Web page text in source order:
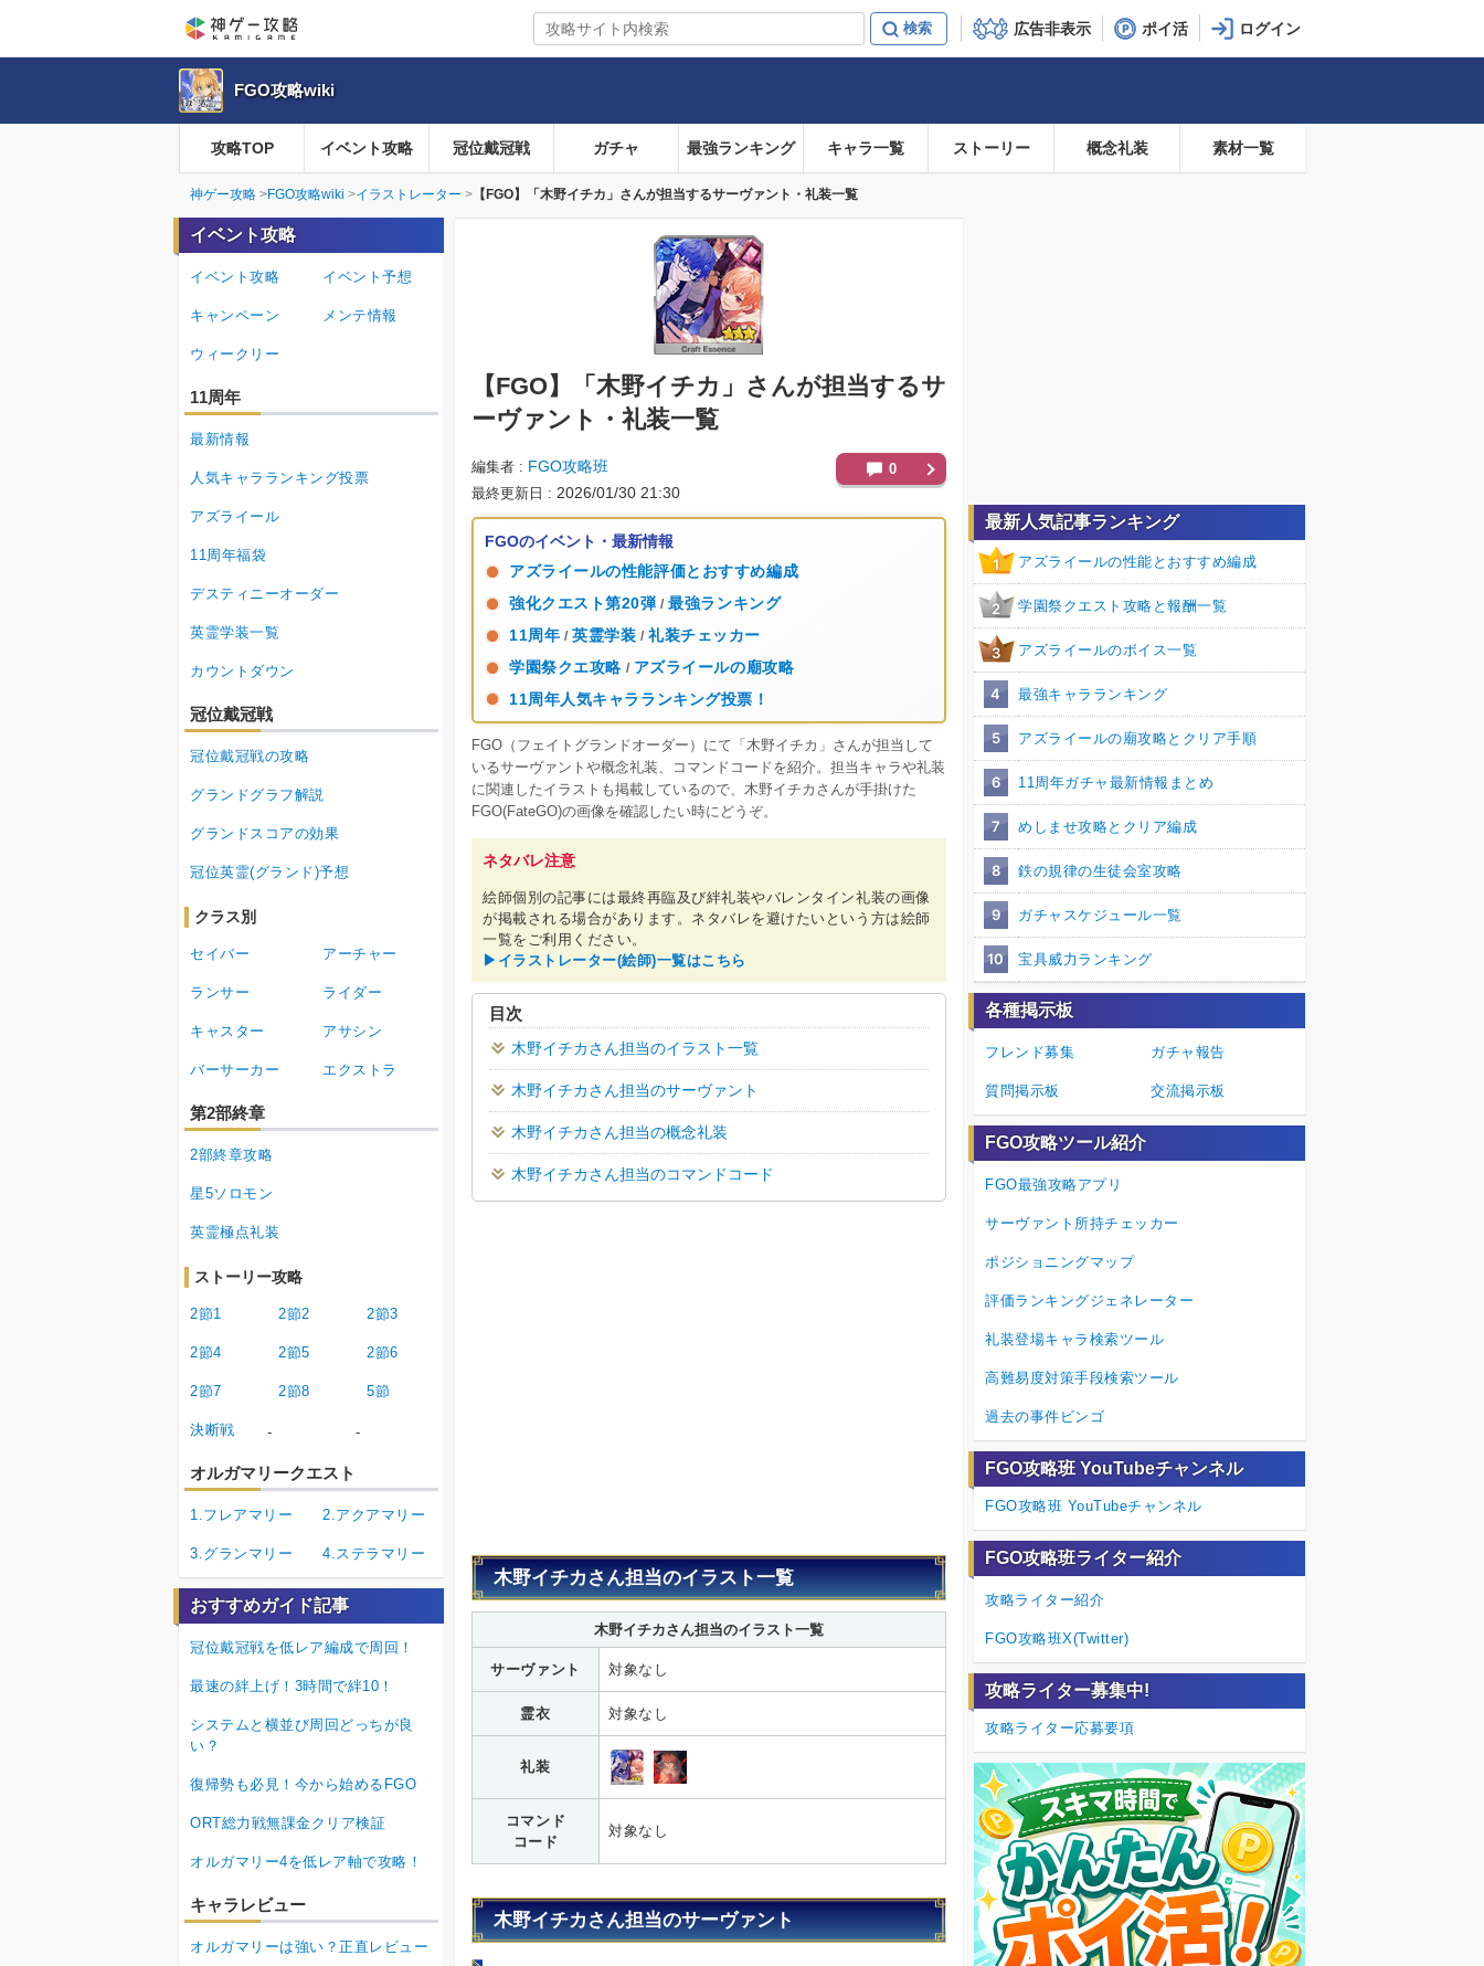
広告非表示 ポイ活
FGO攻略wiki
攻略TOP イベント攻略 冠位戴冠戦 ガチャ 最強ランキング キャラ一覧 ストーリー 概念礼装 素材一覧
神ゲー攻略 FGO攻略wiki イラストレーター 【FGO】「木野イチカ」さんが担当するサーヴァント・礼装一覧
【FGO】
「木野イチカ」さんが担当するサ
ーヴァント・礼装一覧
編集者 FGO攻略班
最終更新日 2026/01/30 21:30
0
FGOのイベント・最新情報
アズライールの性能評価とおすすめ編成
強化クエスト第20弾 / 最強ランキング
11周年 / 英霊学装 / 礼装チェッカー
学園祭クエ攻略 / アズライールの廟攻略
11周年人気キャラランキング投票！
FGO（フェイトグランドオーダー）にて「木野イチカ」さんが担当して
いるサーヴァントや概念礼装、コマンドコードを紹介。担当キャラや礼装
に関連したイラストも掲載しているので、木野イチカさんが手掛けた
FGO(FateGO)の画像を確認したい時にどうぞ。
ネタバレ注意
絵師個別の記事には最終再臨及び絆礼装やバレンタイン礼装の画像
が掲載される場合があります。ネタバレを避けたいという方は絵師
一覧をご利用ください。
▶︎イラストレーター(絵師)一覧はこちら
目次
木野イチカさん担当のイラスト一覧
木野イチカさん担当のサーヴァント
木野イチカさん担当の概念礼装
木野イチカさん担当のコマンドコード
木野イチカさん担当のイラスト一覧
木野イチカさん担当のイラスト一覧
サーヴァント 対象なし
霊衣 対象なし
礼装
コマンド
コード
対象なし
木野イチカさん担当のサーヴァント
最新人気記事ランキング
1 アズライールの性能とおすすめ編成
2 学園祭クエスト攻略と報酬一覧
3 アズライールのボイス一覧
4 最強キャラランキング
5 アズライールの廟攻略とクリア手順
6 11周年ガチャ最新情報まとめ
7 めしませ攻略とクリア編成
8 鉄の規律の生徒会室攻略
9 ガチャスケジュール一覧
10 宝具威力ランキング
各種掲示板
フレンド募集 ガチャ報告
質問掲示板 交流掲示板
FGO攻略ツール紹介
FGO最強攻略アプリ
サーヴァント所持チェッカー
ポジショニングマップ
評価ランキングジェネレーター
礼装登場キャラ検索ツール
高難易度対策手段検索ツール
過去の事件ビンゴ
FGO攻略班 YouTubeチャンネル
FGO攻略班 YouTubeチャンネル
FGO攻略班ライター紹介
攻略ライター紹介
FGO攻略班X(Twitter)
攻略ライター募集中!
攻略ライター応募要項
イベント攻略
イベント攻略 イベント予想
キャンペーン メンテ情報
ウィークリー
11周年
最新情報
人気キャラランキング投票
アズライール
11周年福袋
デスティニーオーダー
英霊学装一覧
カウントダウン
冠位戴冠戦
冠位戴冠戦の攻略
グランドグラフ解説
グランドスコアの効果
冠位英霊(グランド)予想
クラス別
セイバー アーチャー
ランサー ライダー
キャスター アサシン
バーサーカー エクストラ
第2部終章
2部終章攻略
星5ソロモン
英霊極点礼装
ストーリー攻略
2節1 2節2 2節3
2節4 2節5 2節6
2節7 2節8 5節
決断戦 - -
オルガマリークエスト
1.フレアマリー 2.アクアマリー
3.グランマリー 4.ステラマリー
おすすめガイド記事
冠位戴冠戦を低レア編成で周回！
最速の絆上げ！3時間で絆10！
システムと横並び周回どっちが良
い？
復帰勢も必見！今から始めるFGO
ORT総力戦無課金クリア検証
オルガマリー4を低レア軸で攻略！
キャラレビュー
オルガマリーは強い？正直レビュー